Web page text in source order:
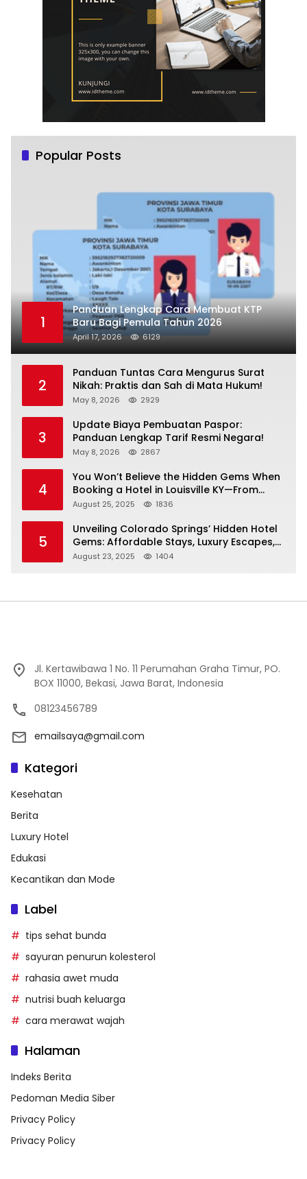
Popular Posts
1
Panduan Lengkap Cara Membuat KTP
Baru Bagi Pemula Tahun 2026
April 17, 2026 6129
2
Panduan Tuntas Cara Mengurus Surat
Nikah: Praktis dan Sah di Mata Hukum!
May 8, 2026 2929
3
Update Biaya Pembuatan Paspor:
Panduan Lengkap Tarif Resmi Negara!
May 8, 2026 2867
4
You Won’t Believe the Hidden Gems When
Booking a Hotel in Louisville KY—From
Cheap to Luxe!
August 25, 2025 1836
5
Unveiling Colorado Springs’ Hidden Hotel
Gems: Affordable Stays, Luxury Escapes,
and Everything In Between!
August 23, 2025 1404
Jl. Kertawibawa 1 No. 11 Perumahan Graha Timur, PO.
BOX 11000, Bekasi, Jawa Barat, Indonesia
08123456789
emailsaya@gmail.com
Kategori
Kesehatan
Berita
Luxury Hotel
Edukasi
Kecantikan dan Mode
Label
tips sehat bunda
sayuran penurun kolesterol
rahasia awet muda
nutrisi buah keluarga
cara merawat wajah
Halaman
Indeks Berita
Pedoman Media Siber
Privacy Policy
Privacy Policy